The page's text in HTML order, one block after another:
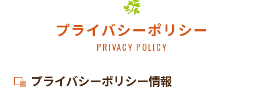
プライバシーポリシー
PRIVACY POLICY
プライバシーポリシー情報